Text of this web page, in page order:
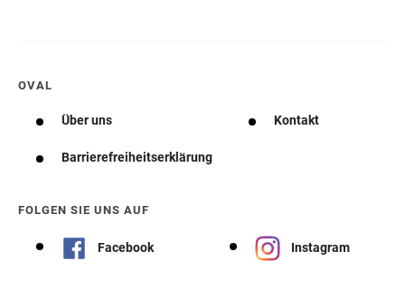
OVAL
Über uns Kontakt
Barrierefreiheitserklärung
FOLGEN SIE UNS AUF
Facebook Instagram